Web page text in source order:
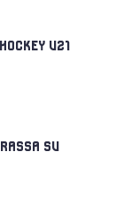
U21
SU